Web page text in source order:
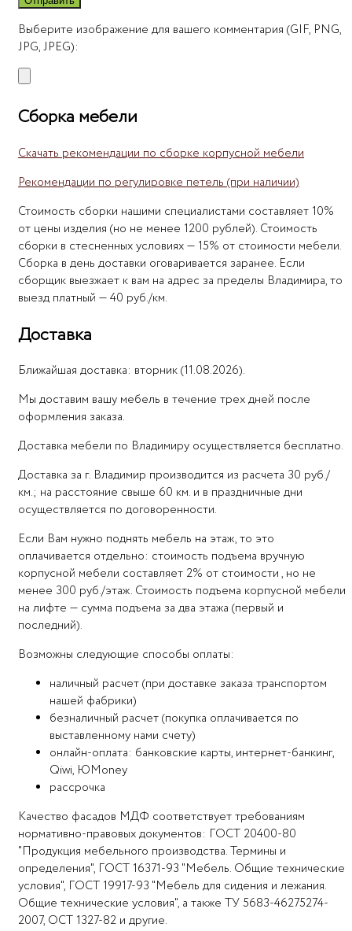
Выберите изображение для вашего комментария (GIF, PNG,
JPG, JPEG):
Сборка мебели
Скачать рекомендации по сборке корпусной мебели
Рекомендации по регулировке петель (при наличии)
Стоимость сборки нашими специалистами составляет 10%
от цены изделия (но не менее 1200 рублей). Стоимость
сборки в стесненных условиях — 15% от стоимости мебели.
Сборка в день доставки оговаривается заранее. Если
сборщик выезжает к вам на адрес за пределы Владимира, то
выезд платный — 40 руб./км.
Доставка
Ближайшая доставка: вторник (11.08.2026).
Мы доставим вашу мебель в течение трех дней после
оформления заказа.
Доставка мебели по Владимиру осуществляется бесплатно.
Доставка за г. Владимир производится из расчета 30 руб./
км.; на расстояние свыше 60 км. и в праздничные дни
осуществляется по договоренности.
Если Вам нужно поднять мебель на этаж, то это
оплачивается отдельно: стоимость подъема вручную
корпусной мебели составляет 2% от стоимости , но не
менее 300 руб./этаж. Стоимость подъема корпусной мебели
на лифте — сумма подъема за два этажа (первый и
последний).
Возможны следующие способы оплаты:
наличный расчет (при доставке заказа транспортом
нашей фабрики)
безналичный расчет (покупка оплачивается по
выставленному нами счету)
онлайн-оплата: банковские карты, интернет-банкинг,
Qiwi, ЮMoney
рассрочка
Качество фасадов МДФ соответствует требованиям
нормативно-правовых документов: ГОСТ 20400-80
"Продукция мебельного производства. Термины и
определения", ГОСТ 16371-93 "Мебель. Общие технические
условия", ГОСТ 19917-93 "Мебель для сидения и лежания.
Общие технические условия", а также ТУ 5683-46275274-
2007, ОСТ 1327-82 и другие.